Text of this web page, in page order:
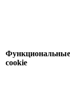
Функциональные
cookie